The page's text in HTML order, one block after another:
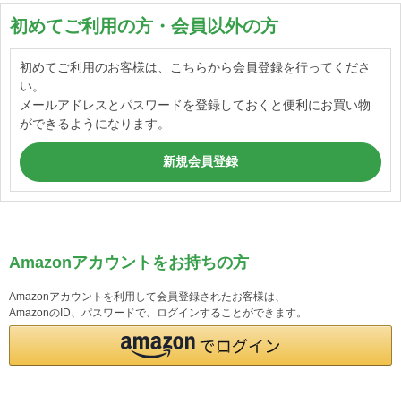
初めてご利用の方・会員以外の方
初めてご利用のお客様は、こちらから会員登録を行ってくださ
い。
メールアドレスとパスワードを登録しておくと便利にお買い物
ができるようになります。
Amazonアカウントをお持ちの方
Amazonアカウントを利用して会員登録されたお客様は、
AmazonのID、パスワードで、ログインすることができます。